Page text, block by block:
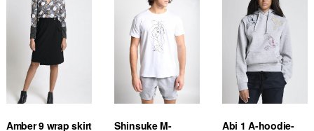
Amber 9 wrap skirt
Shinsuke M-
Abi 1 A-hoodie-